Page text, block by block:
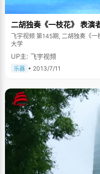
家中条件不是很好，但清华给了
演，为自己的未来赢得一个更广
二胡独奏《一枝花》 表演
飞宇视频 第145期, 二胡独奏《
大学
UP主: 飞宇视频
乐器 • 2013/7/11